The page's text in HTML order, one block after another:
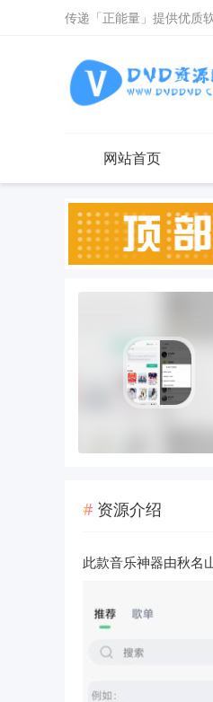
传递「正能量」提供优质
网站首页
资源介绍
此款音乐神器由秋名